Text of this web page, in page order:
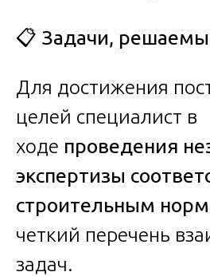
📋 Задачи,
Для достижения
целей специалист в
ходе проведения
экспертизы
строительным
четкий перечень
задач.